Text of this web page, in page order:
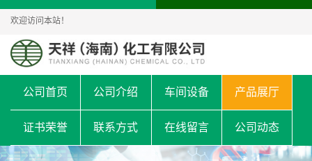
欢迎访问本站！
公司首页 公司介绍 车间设备 产品展厅
证书荣誉 联系方式 在线留言 公司动态